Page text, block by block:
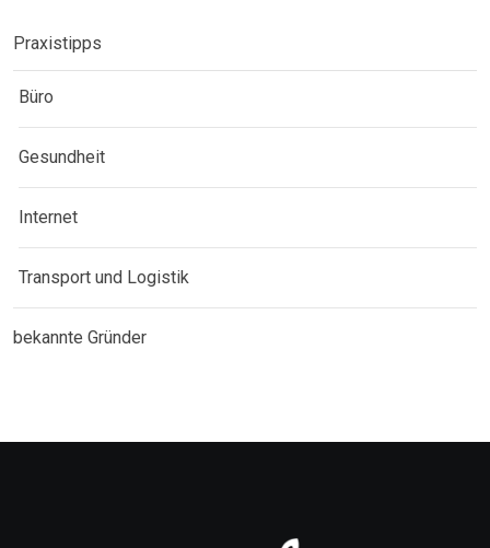
Praxistipps
Büro
Gesundheit
Internet
Transport und Logistik
bekannte Gründer